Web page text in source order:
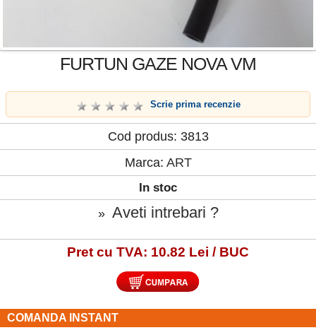
FURTUN GAZE NOVA VM
Scrie prima recenzie
Cod produs: 3813
Marca: ART
In stoc
» Aveti intrebari ?
Pret cu TVA: 10.82 Lei / BUC
COMANDA INSTANT